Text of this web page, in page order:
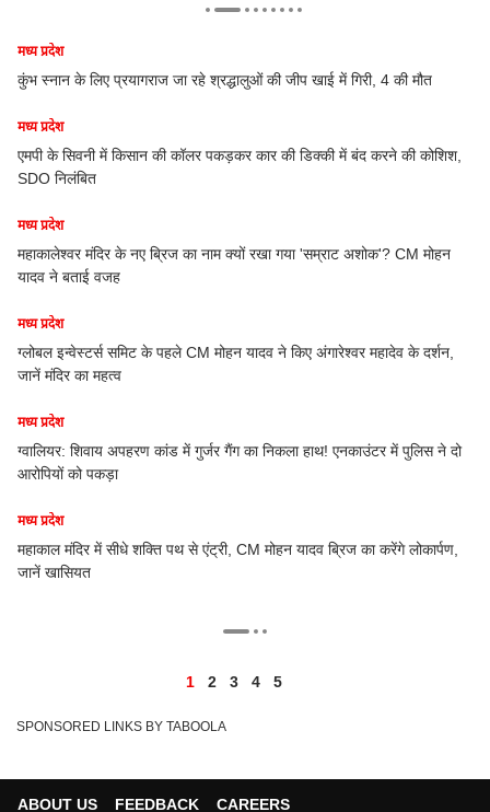
मध्य प्रदेश
कुंभ स्नान के लिए प्रयागराज जा रहे श्रद्धालुओं की जीप खाई में गिरी, 4 की मौत
मध्य प्रदेश
एमपी के सिवनी में किसान की कॉलर पकड़कर कार की डिक्की में बंद करने की कोशिश,
SDO निलंबित
मध्य प्रदेश
महाकालेश्वर मंदिर के नए ब्रिज का नाम क्यों रखा गया 'सम्राट अशोक'? CM मोहन
यादव ने बताई वजह
मध्य प्रदेश
ग्लोबल इन्वेस्टर्स समिट के पहले CM मोहन यादव ने किए अंगारेश्वर महादेव के दर्शन,
जानें मंदिर का महत्व
मध्य प्रदेश
ग्वालियर: शिवाय अपहरण कांड में गुर्जर गैंग का निकला हाथ! एनकाउंटर में पुलिस ने दो
आरोपियों को पकड़ा
मध्य प्रदेश
महाकाल मंदिर में सीधे शक्ति पथ से एंट्री, CM मोहन यादव ब्रिज का करेंगे लोकार्पण,
जानें खासियत
1 2 3 4 5
SPONSORED LINKS BY TABOOLA
ABOUT US FEEDBACK CAREERS